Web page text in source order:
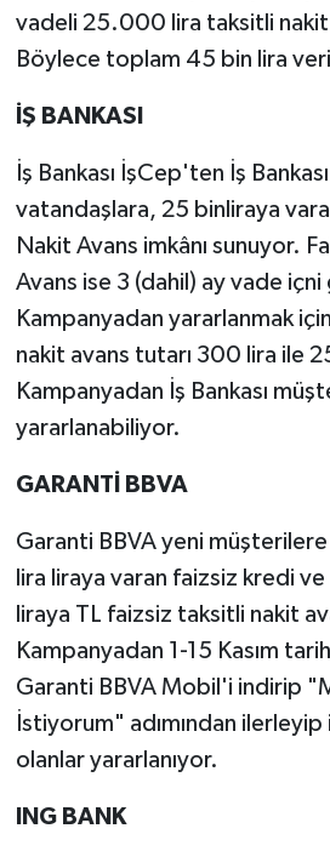
vadeli 25.000 lira taksitli nakit
Böylece toplam 45 bin lira
İŞ BANKASI
İş Bankası İşCep'ten İş
vatandaşlara, 25 binliraya
Nakit Avans imkânı sunuyor.
Avans ise 3 (dahil) ay vade
Kampanyadan yararlanmak
nakit avans tutarı 300 lira ile
Kampanyadan İş Bankası
yararlanabiliyor.
GARANTİ BBVA
Garanti BBVA yeni
lira liraya varan faizsiz kredi
liraya TL faizsiz taksitli nakit
Kampanyadan 1-15 Kasım
Garanti BBVA Mobil'i indirip
İstiyorum" adımından
olanlar yararlanıyor.
ING BANK